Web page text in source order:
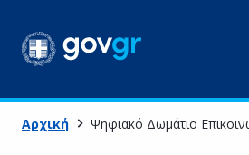
Αρχική Ψηφιακό Δωμάτιο